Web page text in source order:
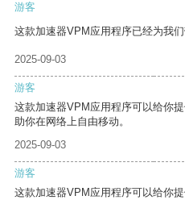
游客
这款加速器VPM应用程序已经为我
2025-09-03
游客
这款加速器VPM应用程序可以给你
助你在网络上自由移动。
2025-09-03
游客
这款加速器VPM应用程序可以给你